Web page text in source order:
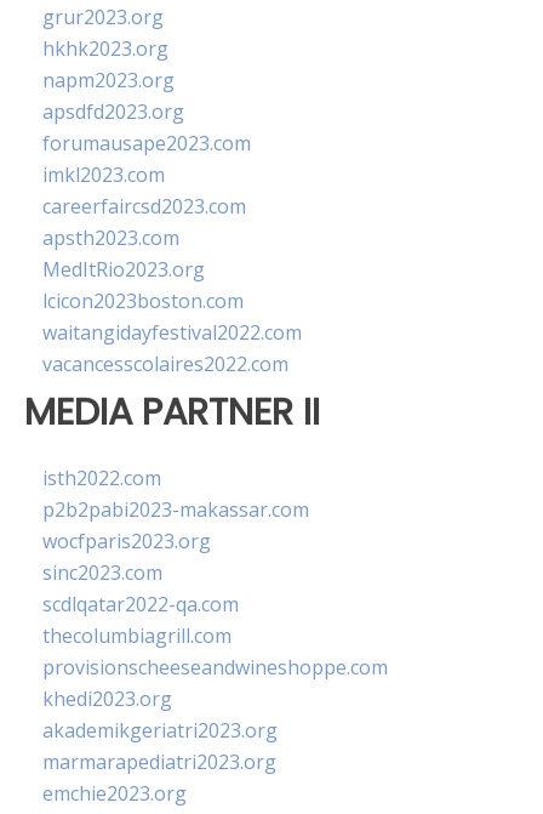
grur2023.org
hkhk2023.org
napm2023.org
apsdfd2023.org
forumausape2023.com
imkl2023.com
careerfaircsd2023.com
apsth2023.com
MedItRio2023.org
lcicon2023boston.com
waitangidayfestival2022.com
vacancesscolaires2022.com
MEDIA PARTNER II
isth2022.com
p2b2pabi2023-makassar.com
wocfparis2023.org
sinc2023.com
scdlqatar2022-qa.com
thecolumbiagrill.com
provisionscheeseandwineshoppe.com
khedi2023.org
akademikgeriatri2023.org
marmarapediatri2023.org
emchie2023.org